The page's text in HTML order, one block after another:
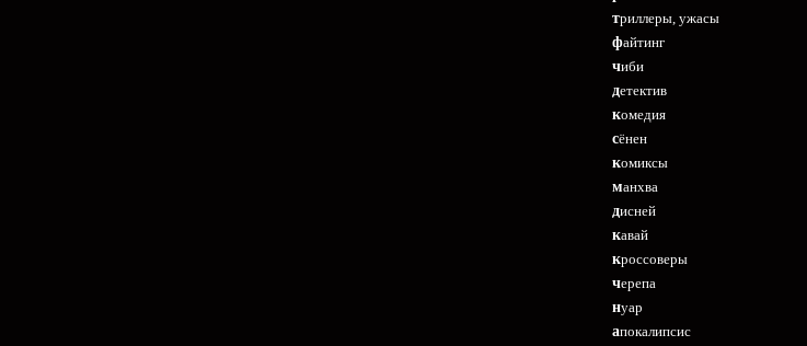
триллеры, ужасы
файтинг
чиби
детектив
комедия
сёнен
комиксы
манхва
дисней
кавай
кроссоверы
черепа
нуар
апокалипсис